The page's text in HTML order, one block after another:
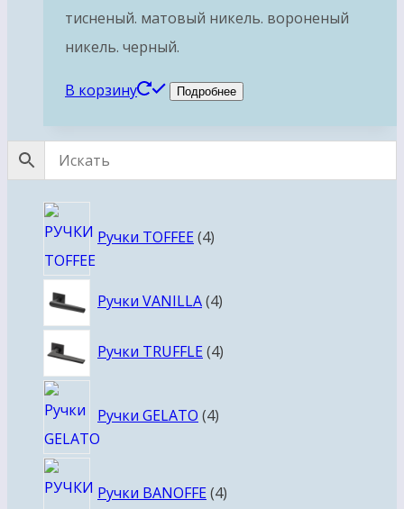
тисненый. матовый никель. вороненый
никель. черный.
В корзину Подробнее
Ручки TOFFEE 4товара
Ручки VANILLA 44
Ручки TRUFFLE 44
Ручки GELATO 4товара
Ручки BANOFFE 4товара